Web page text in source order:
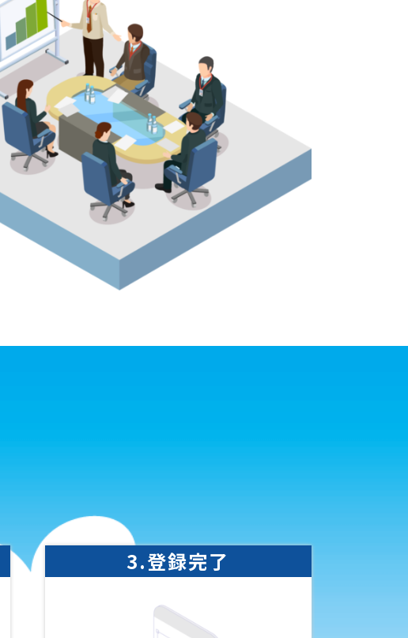
3.登録完了